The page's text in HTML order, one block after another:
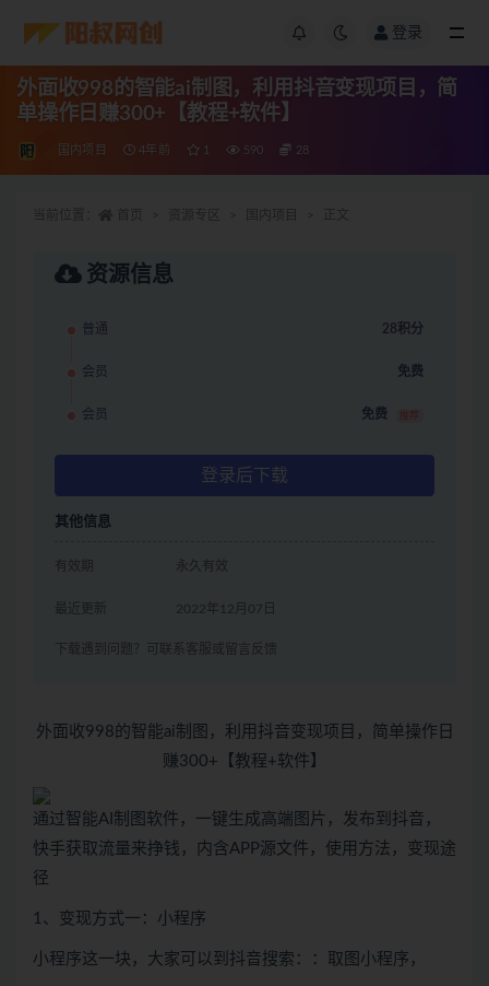
登录
外面收998的智能ai制图，利用抖音变现项目，简
单操作日赚300+【教程+软件】
国内项目 4年前 1 590 28
资源信息
普通 28积分
会员 免费
会员 免费 推荐
登录后下载
其他信息
有效期 永久有效
最近更新 2022年12月07日
下载遇到问题？可联系客服或留言反馈
外面收998的智能ai制图，利用抖音变现项目，简单操作日
赚300+【教程+软件】
通过智能AI制图软件，一键生成高端图片，发布到抖音，
快手获取流量来挣钱，内含APP源文件，使用方法，变现途
径
1、变现方式一：小程序
小程序这一块，大家可以到抖音搜索：：取图小程序，